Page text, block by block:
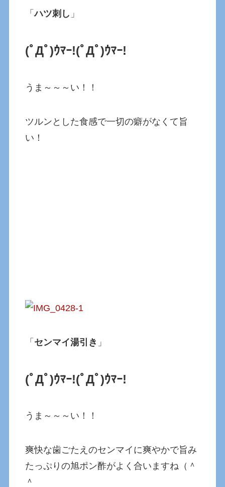
「ハツ刺し 」
(ﾟДﾟ)ｳﾏｰ!(ﾟДﾟ)ｳﾏｰ!
うま～～～い！！
ツルンとした食感で一切の癖がなくて旨
い！
「 センマイ湯引き 」
(ﾟДﾟ)ｳﾏｰ!(ﾟДﾟ)ｳﾏｰ!
うま～～～い！！
爽快な歯ごたえのセンマイに爽やかで旨み
たっぷりの旭ポン酢がよく合いますね（＾
＾